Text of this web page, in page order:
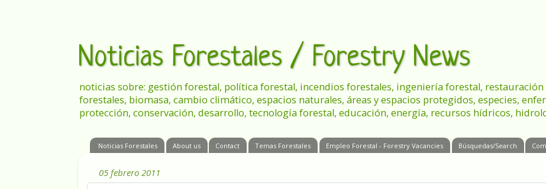
Noticias Forestales / Forestry News
noticias sobre: gestión forestal, política forestal, incendios forestales, ingeniería forestal,
forestales, biomasa, cambio climático, espacios naturales, áreas y espacios protegidos, especies,
protección, conservación, desarrollo, tecnología forestal, educación, energía, recursos hídricos,
Noticias Forestales About us Contact Temas Forestales Empleo Forestal - Forestry Vacancies Búsquedas/Search
05 febrero 2011